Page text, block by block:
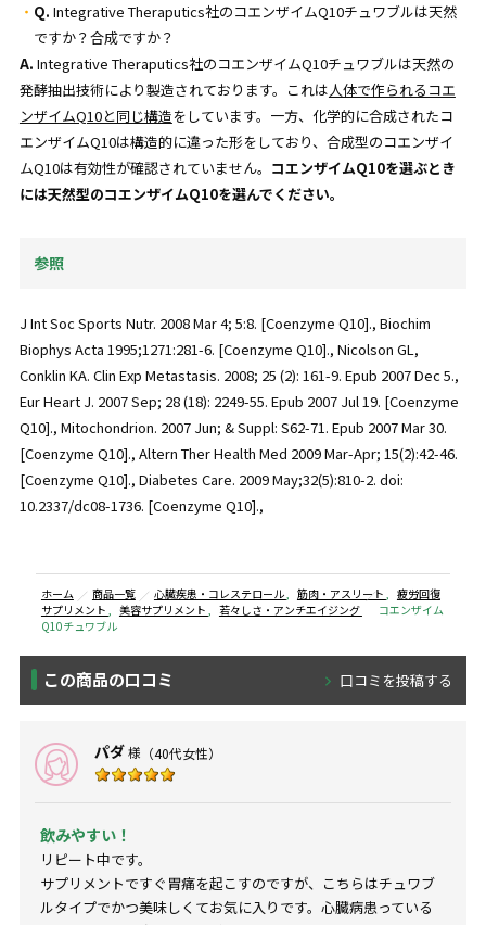
Q. Integrative Theraputics社のコエンザイムQ10チュワブルは天然
ですか？合成ですか？
A. Integrative Theraputics社のコエンザイムQ10チュワブルは天然の
発酵抽出技術により製造されております。これは人体で作られるコエ
ンザイムQ10と同じ構造をしています。一方、化学的に合成されたコ
エンザイムQ10は構造的に違った形をしており、合成型のコエンザイ
ムQ10は有効性が確認されていません。 コエンザイムQ10を選ぶとき
には天然型のコエンザイムQ10を選んでください。
参照
J Int Soc Sports Nutr. 2008 Mar 4; 5:8. [Coenzyme Q10]., Biochim
Biophys Acta 1995;1271:281-6. [Coenzyme Q10]., Nicolson GL,
Conklin KA. Clin Exp Metastasis. 2008; 25 (2): 161-9. Epub 2007 Dec 5.,
Eur Heart J. 2007 Sep; 28 (18): 2249-55. Epub 2007 Jul 19. [Coenzyme
Q10]., Mitochondrion. 2007 Jun; & Suppl: S62-71. Epub 2007 Mar 30.
[Coenzyme Q10]., Altern Ther Health Med 2009 Mar-Apr; 15(2):42-46.
[Coenzyme Q10]., Diabetes Care. 2009 May;32(5):810-2. doi:
10.2337/dc08-1736. [Coenzyme Q10].,
ホーム 商品一覧 心臓疾患・コレステロール, 筋肉・アスリート , 疲労回復
サプリメント , 美容サプリメント , 若々しさ・アンチエイジング
コエンザイム
Q10チュワブル
この商品の口コミ 口コミを投稿する
パダ様 （40代女性）
飲みやすい！
リピート中です。
サプリメントですぐ胃痛を起こすのですが、こちらはチュワブ
ルタイプでかつ美味しくてお気に入りです。心臓病患っている